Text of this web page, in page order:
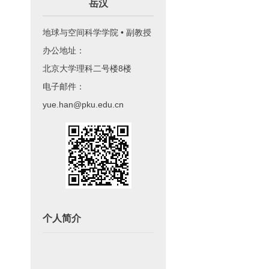
岳汉
地球与空间科学学院 • 副教授
办公地址：
北京大学理科二号楼8楼
电子邮件：
yue.han@pku.edu.cn
个人简介